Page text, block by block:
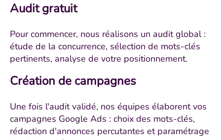
Audit gratuit
Pour commencer, nous réalisons un audit global :
étude de la concurrence, sélection de mots-clés
pertinents, analyse de votre positionnement.
Création de campagnes
Une fois l'audit validé, nos équipes élaborent vos
campagnes Google Ads : choix des mots-clés,
rédaction d'annonces percutantes et paramétrage